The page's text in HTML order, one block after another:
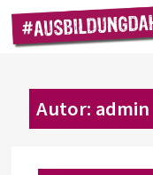
Skip
Autor: admin